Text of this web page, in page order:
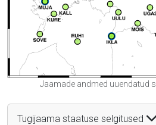
Jaamade andmed uuendatud
Tugijaama staatuse selgitused